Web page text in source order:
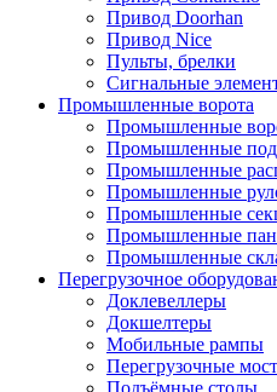
Привод Doorhan
Привод Nice
Пульты, брелки
Сигнальные
Промышленные ворота
Промышленные
Промышленные
Промышленные
Промышленные
Промышленные
Промышленные
Промышленные
Перегрузочное
Доклевеллеры
Докшелтеры
Мобильные рампы
Перегрузочные
Подъёмные столы